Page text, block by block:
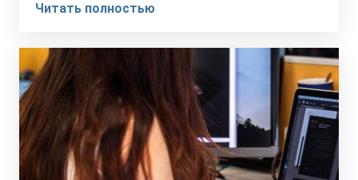
Читать полностью